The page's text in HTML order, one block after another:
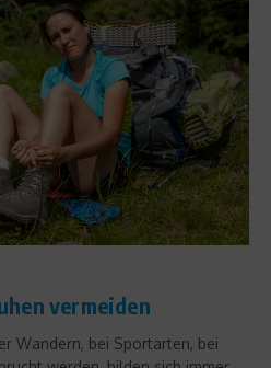
vermeiden
Wandern, bei Sportarten, bei